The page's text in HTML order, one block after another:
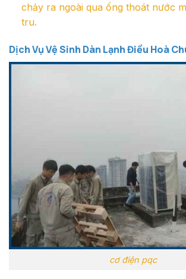
chảy ra ngoài qua ống thoát nước
tru.
Dịch Vụ Vệ Sinh Dàn Lạnh Điều Hoà
cơ điện pqc